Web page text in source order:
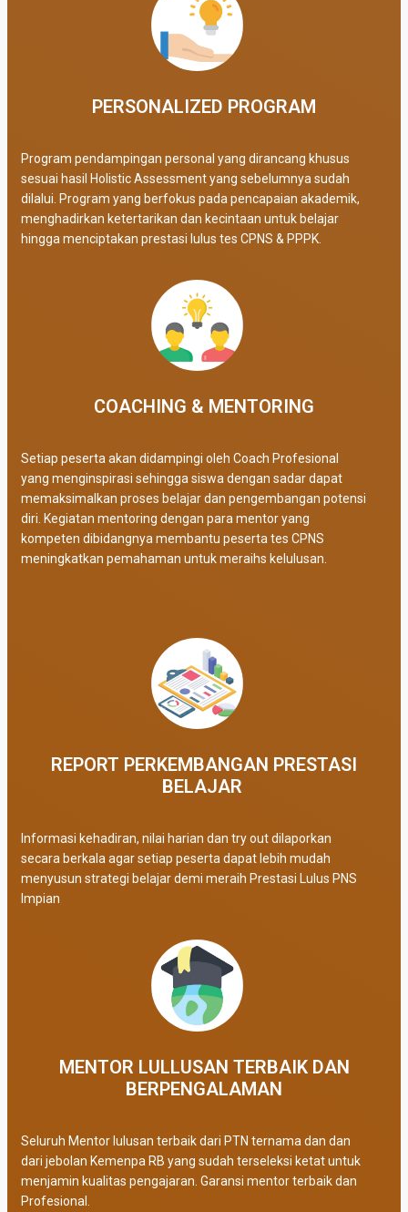
PERSONALIZED PROGRAM​
Program pendampingan personal yang dirancang khusus
sesuai hasil Holistic Assessment yang sebelumnya sudah
dilalui. Program yang berfokus pada pencapaian akademik,
menghadirkan ketertarikan dan kecintaan untuk belajar
hingga menciptakan prestasi lulus tes CPNS & PPPK.
COACHING & MENTORING
Setiap peserta akan didampingi oleh Coach Profesional
yang menginspirasi sehingga siswa dengan sadar dapat
memaksimalkan proses belajar dan pengembangan potensi
diri. Kegiatan mentoring dengan para mentor yang
kompeten dibidangnya membantu peserta tes CPNS
meningkatkan pemahaman untuk meraihs kelulusan.
REPORT PERKEMBANGAN PRESTASI
BELAJAR ​
Informasi kehadiran, nilai harian dan try out dilaporkan
secara berkala agar setiap peserta dapat lebih mudah
menyusun strategi belajar demi meraih Prestasi Lulus PNS
Impian
MENTOR LULLUSAN TERBAIK DAN
BERPENGALAMAN
Seluruh Mentor lulusan terbaik dari PTN ternama dan dan
dari jebolan Kemenpa RB yang sudah terseleksi ketat untuk
menjamin kualitas pengajaran. Garansi mentor terbaik dan
Profesional.